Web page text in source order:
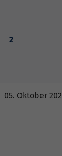
2
05. Oktober